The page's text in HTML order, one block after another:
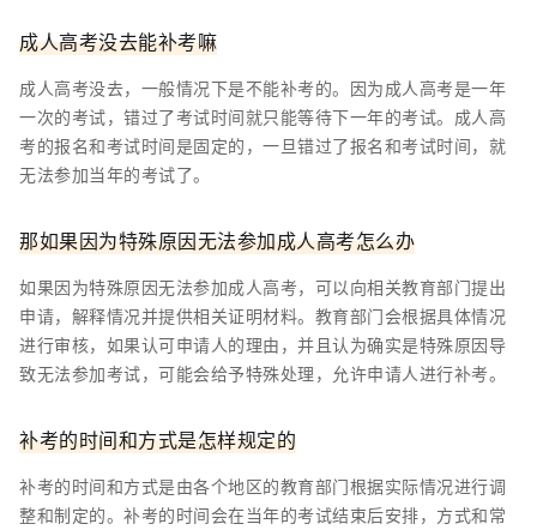
成人高考没去能补考嘛
成人高考没去，一般情况下是不能补考的。因为成人高考是一年
一次的考试，错过了考试时间就只能等待下一年的考试。成人高
考的报名和考试时间是固定的，一旦错过了报名和考试时间，就
无法参加当年的考试了。
那如果因为特殊原因无法参加成人高考怎么办
如果因为特殊原因无法参加成人高考，可以向相关教育部门提出
申请，解释情况并提供相关证明材料。教育部门会根据具体情况
进行审核，如果认可申请人的理由，并且认为确实是特殊原因导
致无法参加考试，可能会给予特殊处理，允许申请人进行补考。
补考的时间和方式是怎样规定的
补考的时间和方式是由各个地区的教育部门根据实际情况进行调
整和制定的。补考的时间会在当年的考试结束后安排，方式和常